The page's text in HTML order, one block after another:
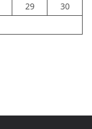
29
30